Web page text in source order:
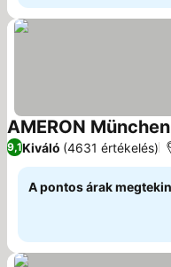
AMERON
9,1Kiváló (4631 értékelés)
A pontos árak